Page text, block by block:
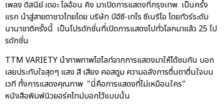
เพลง ดิสนีย์ เดอะ ไลอ้อน คิง มาเปิดการแสดงที่กรุงเทพ เป็นครั้ง
แรก นำสู่สายตาชาวไทยโดย บริษัท บีอีซี-เทโร ซีเนริโอ โดยทัวร์ระดับ
นานาชาติครั้งนี้ เป็นโปรดักชั่นที่เปิดการแสดงไปทั่วโลกมาแล้ว 25 โป
รดักชั่น
TTM VARIETY นำภาพภาพไฮไลท์จากการแสดงมาให้ได้ชมกัน บอก
เลยประทับใจสุดๆ แสง สี เสียง คอสตูม ความอลังการตื่นตาตื่นใจบน
เวที ทั้งการแสดงคุณภาพ "นี่คือการแสดงที่ไม่เหมือนใคร"
หนังสือพิมพ์นิวยอร์คไทม์บอกไว้แบบนั้น